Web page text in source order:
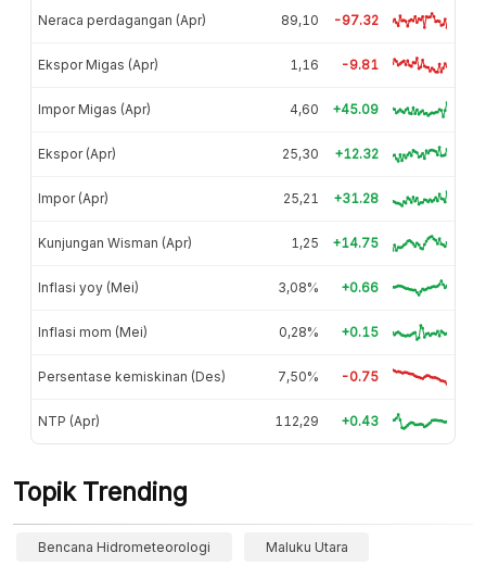
Neraca perdagangan (Apr) 89,10 -97.32
Ekspor Migas (Apr) 1,16 -9.81
Impor Migas (Apr) 4,60 +45.09
Ekspor (Apr) 25,30 +12.32
Impor (Apr) 25,21 +31.28
Kunjungan Wisman (Apr) 1,25 +14.75
Inflasi yoy (Mei) 3,08% +0.66
Inflasi mom (Mei) 0,28% +0.15
Persentase kemiskinan (Des) 7,50% -0.75
NTP (Apr) 112,29 +0.43
Topik Trending
Bencana Hidrometeorologi Maluku Utara